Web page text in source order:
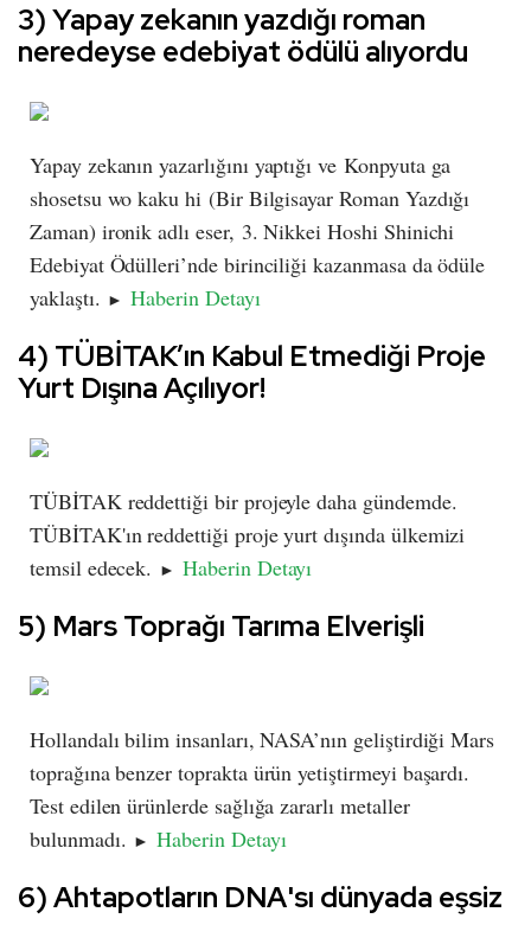
3) Yapay zekanın yazdığı roman
neredeyse edebiyat ödülü alıyordu
Yapay zekanın yazarlığını yaptığı ve Konpyuta ga
shosetsu wo kaku hi (Bir Bilgisayar Roman Yazdığı
Zaman) ironik adlı eser, 3. Nikkei Hoshi Shinichi
Edebiyat Ödülleri’nde birinciliği kazanmasa da ödüle
yaklaştı. ► Haberin Detayı
4) TÜBİTAK’ın Kabul Etmediği Proje
Yurt Dışına Açılıyor!
TÜBİTAK reddettiği bir projeyle daha gündemde.
TÜBİTAK'ın reddettiği proje yurt dışında ülkemizi
temsil edecek. ► Haberin Detayı
5) Mars Toprağı Tarıma Elverişli
Hollandalı bilim insanları, NASA’nın geliştirdiği Mars
toprağına benzer toprakta ürün yetiştirmeyi başardı.
Test edilen ürünlerde sağlığa zararlı metaller
bulunmadı. ► Haberin Detayı
6) Ahtapotların DNA'sı dünyada eşsiz